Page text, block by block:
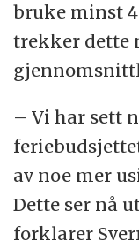
bruke minst
trekker dette
– Vi har sett
av noe mer
Dette ser nå
forklarer